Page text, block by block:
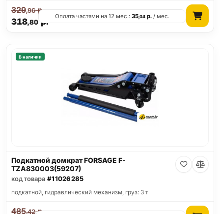
318,80р.
329,96р.
Оплата частями на 12 мес.:35,04 р. / мес.
В наличии
Подкатной домкрат FORSAGE F-
TZA830003(59207)
код товара #11026285
подкатной, гидравлический механизм, груз: 3 т
485,42р.